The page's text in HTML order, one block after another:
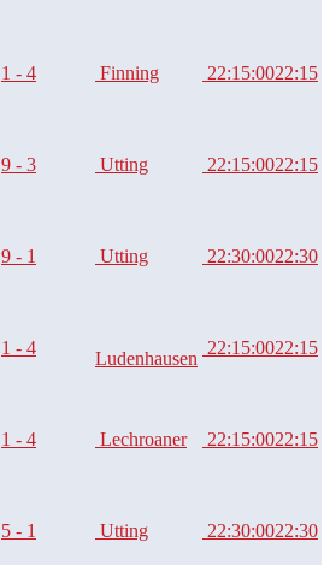
1 - 4 Finning 22:15:0022:15
9 - 3 Utting 22:15:0022:15
9 - 1 Utting 22:30:0022:30
1 - 4
Ludenhausen
22:15:0022:15
1 - 4 Lechroaner 22:15:0022:15
5 - 1 Utting 22:30:0022:30